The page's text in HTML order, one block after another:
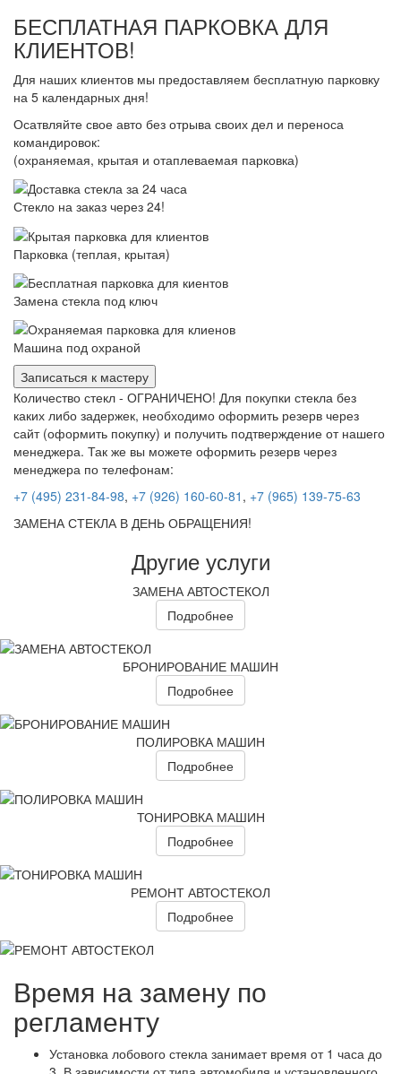
БЕСПЛАТНАЯ ПАРКОВКА ДЛЯ
КЛИЕНТОВ!
Для наших клиентов мы предоставляем бесплатную парковку
на 5 календарных дня!
Осатвляйте свое авто без отрыва своих дел и переноса
командировок:
(охраняемая, крытая и отаплеваемая парковка)
Стекло на заказ через 24!
Парковка (теплая, крытая)
Замена стекла под ключ
Машина под охраной
Записаться к мастеру
Количество стекл - ОГРАНИЧЕНО! Для покупки стекла без
каких либо задержек, необходимо оформить резерв через
сайт (оформить покупку) и получить подтверждение от нашего
менеджера. Так же вы можете оформить резерв через
менеджера по телефонам:
+7 (495) 231-84-98, +7 (926) 160-60-81 , +7 (965) 139-75-63
ЗАМЕНА СТЕКЛА В ДЕНЬ ОБРАЩЕНИЯ!
Другие услуги
ЗАМЕНА АВТОСТЕКОЛ
Подробнее
БРОНИРОВАНИЕ МАШИН
Подробнее
ПОЛИРОВКА МАШИН
Подробнее
ТОНИРОВКА МАШИН
Подробнее
РЕМОНТ АВТОСТЕКОЛ
Подробнее
Время на замену по
регламенту
Установка лобового стекла занимает время от 1 часа до